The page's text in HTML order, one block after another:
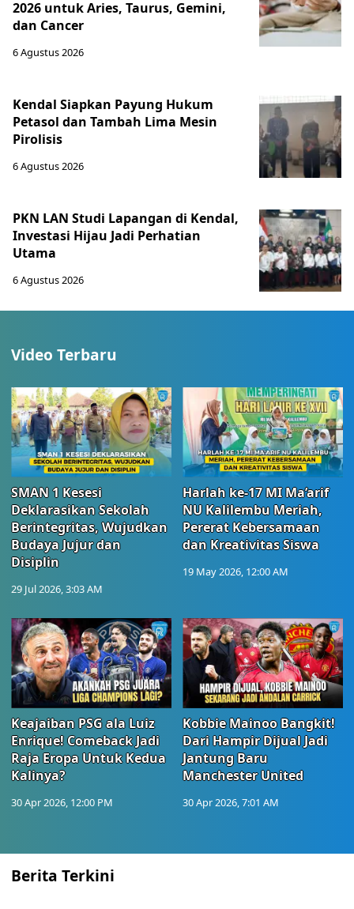
2026 untuk Aries, Taurus, Gemini,
dan Cancer
6 Agustus 2026
Kendal Siapkan Payung Hukum
Petasol dan Tambah Lima Mesin
Pirolisis
6 Agustus 2026
PKN LAN Studi Lapangan di Kendal,
Investasi Hijau Jadi Perhatian
Utama
6 Agustus 2026
Video Terbaru
SMAN 1 Kesesi
Deklarasikan Sekolah
Berintegritas, Wujudkan
Budaya Jujur dan
Disiplin
29 Jul 2026, 3:03 AM
Harlah ke-17 MI Ma’arif
NU Kalilembu Meriah,
Pererat Kebersamaan
dan Kreativitas Siswa
19 May 2026, 12:00 AM
Keajaiban PSG ala Luiz
Enrique! Comeback Jadi
Raja Eropa Untuk Kedua
Kalinya?
30 Apr 2026, 12:00 PM
Kobbie Mainoo Bangkit!
Dari Hampir Dijual Jadi
Jantung Baru
Manchester United
30 Apr 2026, 7:01 AM
Berita Terkini